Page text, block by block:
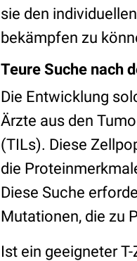
sie den
bekämpfen zu
Teure Suche nach
Die Entwicklung
Ärzte aus den
(TILs). Diese
die
Diese Suche
Mutationen, die zu
Ist ein geeigneter